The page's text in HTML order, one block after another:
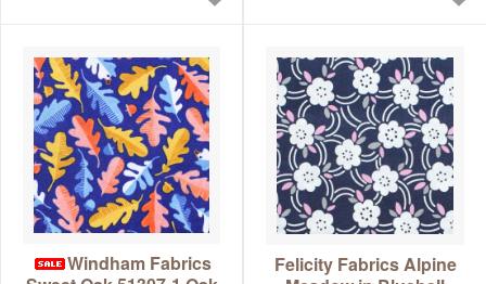
Windham Fabrics
Felicity Fabrics Alpine